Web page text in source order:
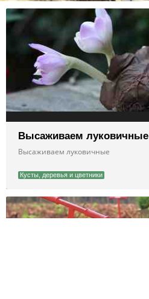
Высаживаем луковичные
Высаживаем луковичные
Кусты, деревья и цветники